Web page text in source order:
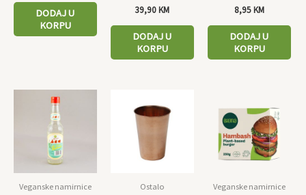
DODAJ U
KORPU
39,90KM
DODAJ U
KORPU
8,95KM
DODAJ U
KORPU
Veganske namirnice Ostalo Veganske namirnice